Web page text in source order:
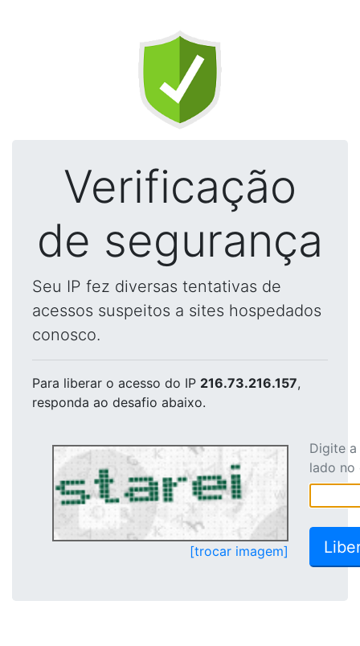
Verificação
de segurança
Seu IP fez diversas tentativas de
acessos suspeitos a sites hospedados
conosco.
Para liberar o acesso do IP 216.73.216.157,
responda ao desafio abaixo.
[trocar imagem]
Digite
lado no